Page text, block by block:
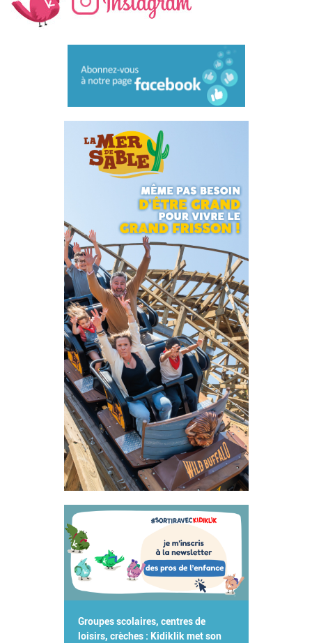
Groupes scolaires, centres de
loisirs, crèches : Kidiklik met son